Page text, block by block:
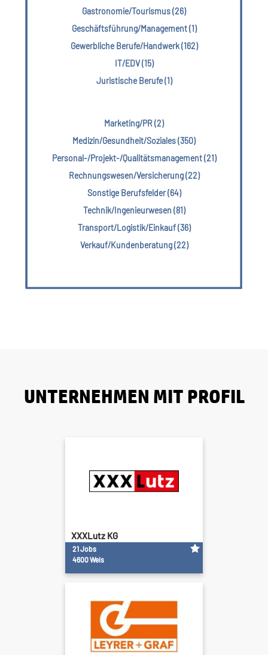
Gastronomie/Tourismus (26)
Geschäftsführung/Management (1)
Gewerbliche Berufe/Handwerk (162)
IT/EDV (15)
Juristische Berufe (1)
Marketing/PR (2)
Medizin/Gesundheit/Soziales (350)
Personal-/Projekt-/Qualitätsmanagement (21)
Rechnungswesen/Versicherung (22)
Sonstige Berufsfelder (64)
Technik/Ingenieurwesen (81)
Transport/Logistik/Einkauf (36)
Verkauf/Kundenberatung (22)
UNTERNEHMEN MIT PROFIL
XXXLutz KG
21 Jobs
4600 Wels